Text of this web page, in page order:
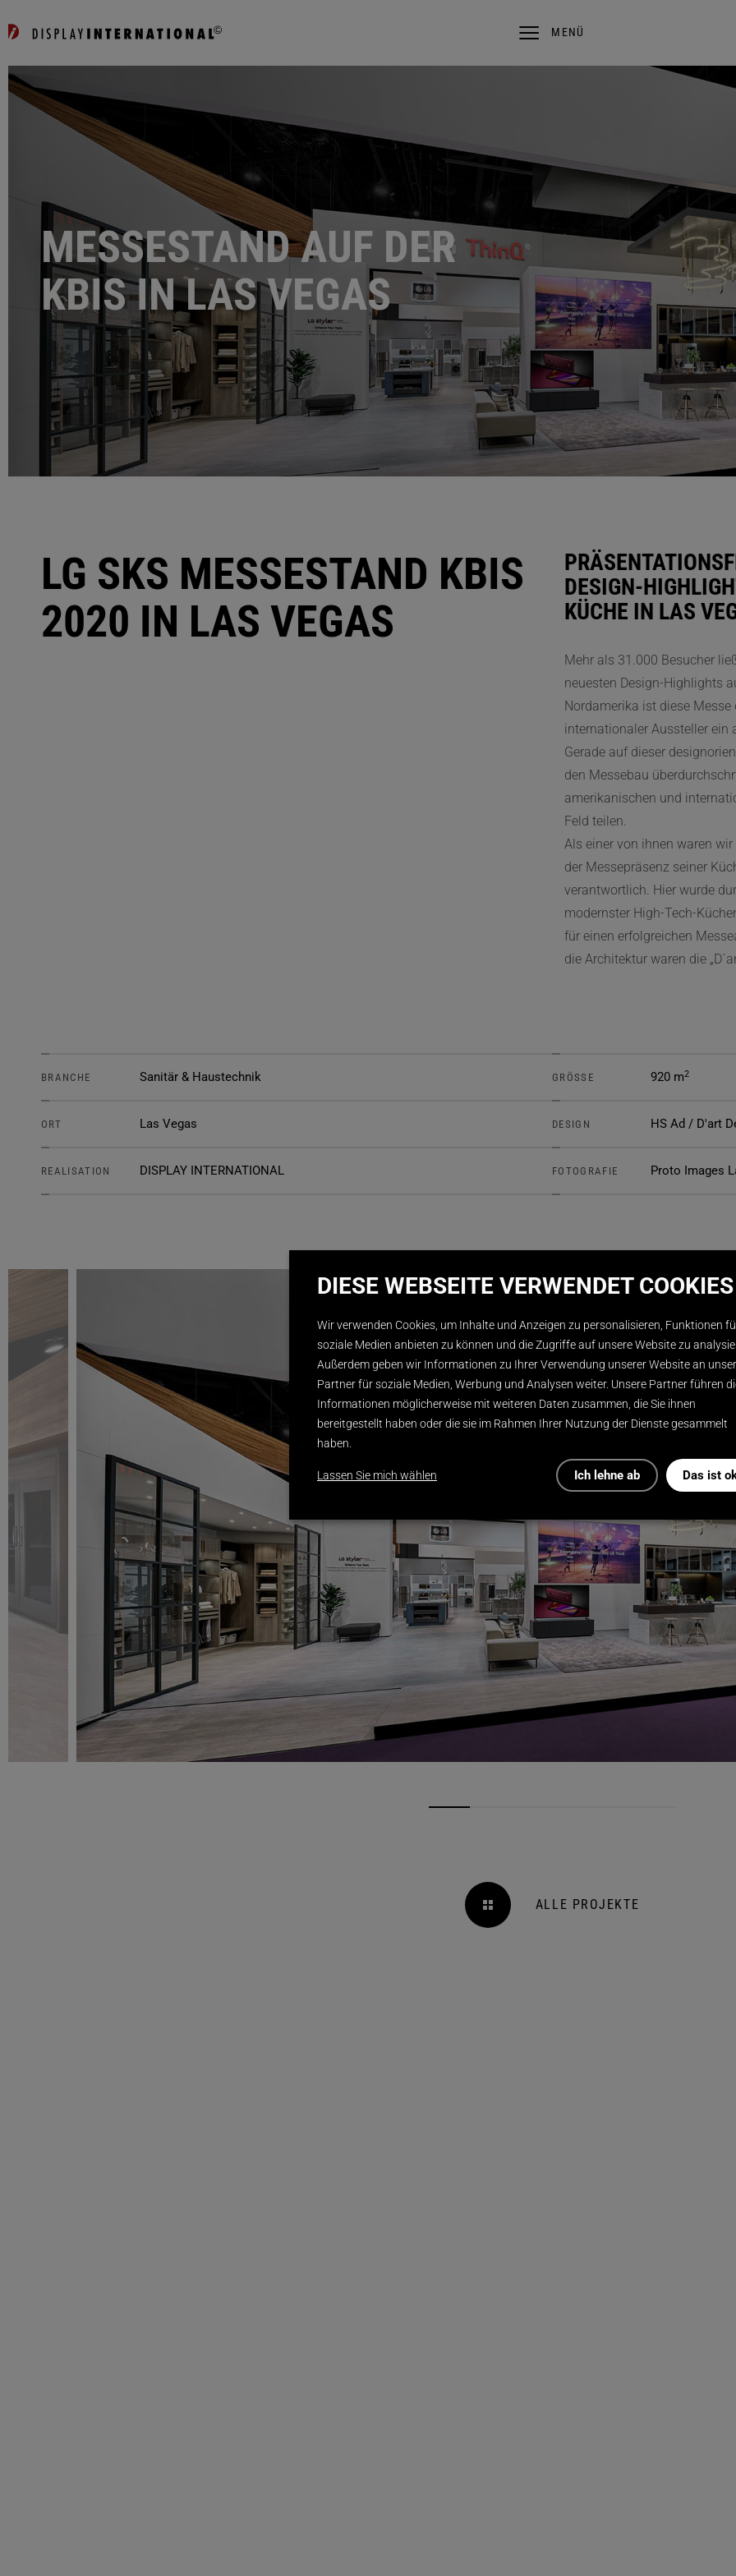
MENÜ
MESSESTAND AUF DER
KBIS IN LAS VEGAS
LG SKS MESSESTAND KBIS
2020 IN LAS VEGAS
DESIGN-
KÜCHE IN LAS
Mehr als 31.000 Besucher
neuesten Design-Highlights
Nordamerika ist diese
internationaler Aussteller ein
Gerade auf dieser
den Messebau
amerikanischen und
Feld teilen.
Als einer von ihnen waren
der Messepräsenz seiner
verantwortlich. Hier wurde
modernster High-Tech-
für einen erfolgreichen
die Architektur waren die
BRANCHE Sanitär & Haustechnik
ORT Las Vegas
REALISATION DISPLAY INTERNATIONAL
GRÖSSE 920 m2
DESIGN HS Ad / D'art
FOTOGRAFIE Proto Images
ALLE PROJEKTE
DIESE WEBSEITE VERWENDET COOKIES
Wir verwenden Cookies, um Inhalte und Anzeigen zu personalisieren, Funktionen
soziale Medien anbieten zu können und die Zugriffe auf unsere Website zu
Außerdem geben wir Informationen zu Ihrer Verwendung unserer Website an
Partner für soziale Medien, Werbung und Analysen weiter. Unsere Partner führen
Informationen möglicherweise mit weiteren Daten zusammen, die Sie ihnen
bereitgestellt haben oder die sie im Rahmen Ihrer Nutzung der Dienste gesammelt
haben.
Lassen Sie mich wählen Ich lehne ab Das ist